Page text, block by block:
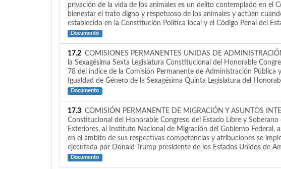
privación de la vida de los animales es un delito contemplado en el
bienestar el trato digno y respetuoso de los animales y actúen
establecido en la Constitución Política local y el Código Penal del
Documento
17.2 COMISIONES PERMANENTES UNIDAS DE
la Sexagésima Sexta Legislatura Constitucional del Honorable
78 del índice de la Comisión Permanente de Administración
Igualdad de Género de la Sexagésima Quinta Legislatura del
Documento
17.3 COMISIÓN PERMANENTE DE MIGRACIÓN Y ASUNTOS
Constitucional del Honorable Congreso del Estado Libre y
Exteriores, al Instituto Nacional de Migración del Gobierno Federal,
en el ámbito de sus respectivas competencias y atribuciones se
ejecutada por Donald Trump presidente de los Estados Unidos de
Documento